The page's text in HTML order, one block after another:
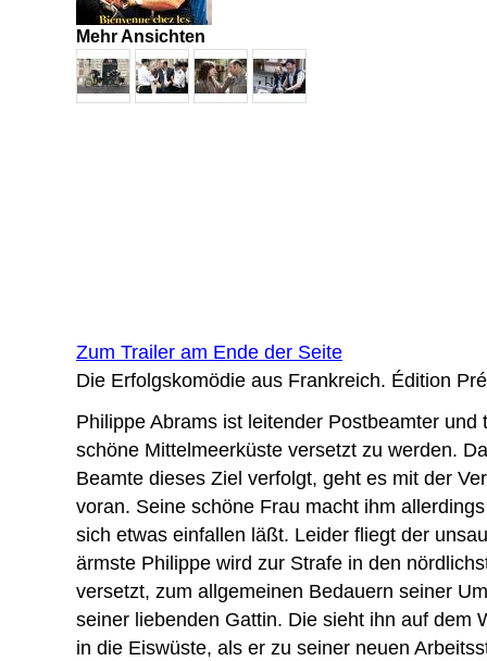
Mehr Ansichten
Zum Trailer am Ende der Seite
Die Erfolgskomödie aus Frankreich. Édition
Philippe Abrams ist leitender Postbeamter und
schöne Mittelmeerküste versetzt zu werden.
Beamte dieses Ziel verfolgt, geht es mit der
voran. Seine schöne Frau macht ihm
sich etwas einfallen läßt. Leider fliegt der
ärmste Philippe wird zur Strafe in den
versetzt, zum allgemeinen Bedauern seiner
seiner liebenden Gattin. Die sieht ihn auf dem
in die Eiswüste, als er zu seiner neuen